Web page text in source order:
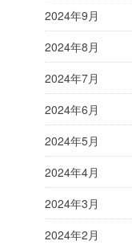
2024年9月
2024年8月
2024年7月
2024年6月
2024年5月
2024年4月
2024年3月
2024年2月